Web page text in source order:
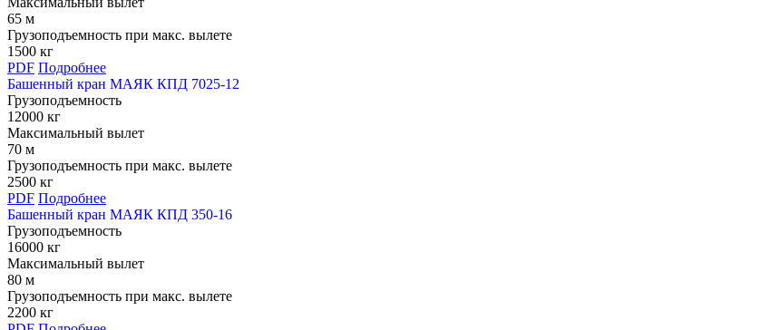
65 м
Грузоподъемность при макс. вылете
1500 кг
PDF Подробнее
Башенный кран МАЯК КПД 7025-12
Грузоподъемность
12000 кг
Максимальный вылет
70 м
Грузоподъемность при макс. вылете
2500 кг
PDF Подробнее
Башенный кран МАЯК КПД 350-16
Грузоподъемность
16000 кг
Максимальный вылет
80 м
Грузоподъемность при макс. вылете
2200 кг